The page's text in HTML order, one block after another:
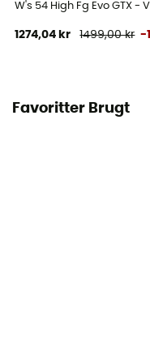
W's 54 High Fg Evo GTX -
1274,04 kr 1499,00 kr -
Favoritter Brugt